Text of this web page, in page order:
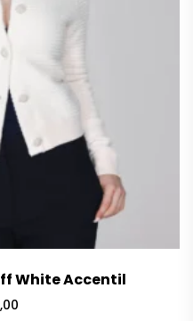
White Accentil